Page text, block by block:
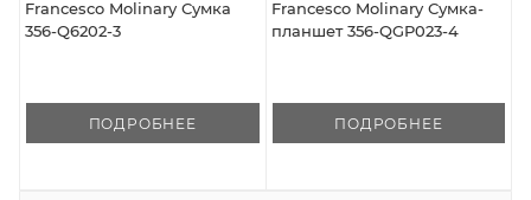
Francesco Molinary Сумка
356-Q6202-3
ПОДРОБНЕЕ
Francesco Molinary Сумка-
планшет 356-QGP023-4
ПОДРОБНЕЕ